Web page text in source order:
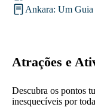
Ankara: Um Guia
Atrações e
Descubra os pontos
inesquecíveis por